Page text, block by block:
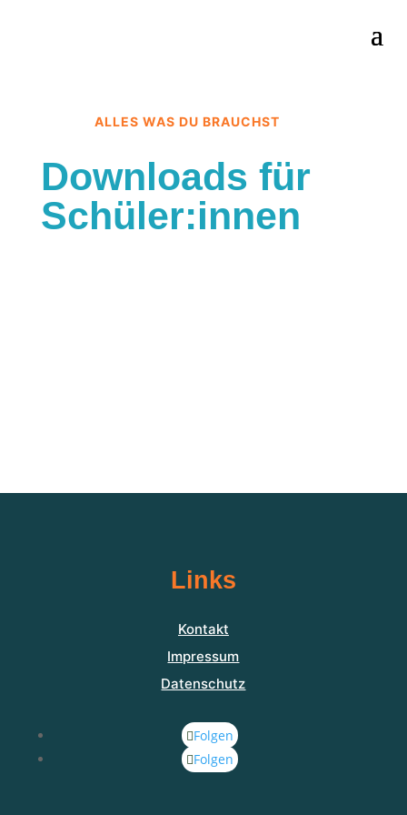
ALLES WAS DU BRAUCHST
Downloads für
Schüler:innen
Links
Kontakt
Impressum
Datenschutz
Folgen
Folgen